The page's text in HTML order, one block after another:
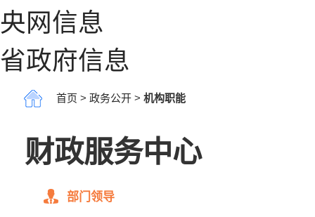
央网信息
省政府信息
首页 > 政务公开> 机构职能
财政服务中心
部门领导